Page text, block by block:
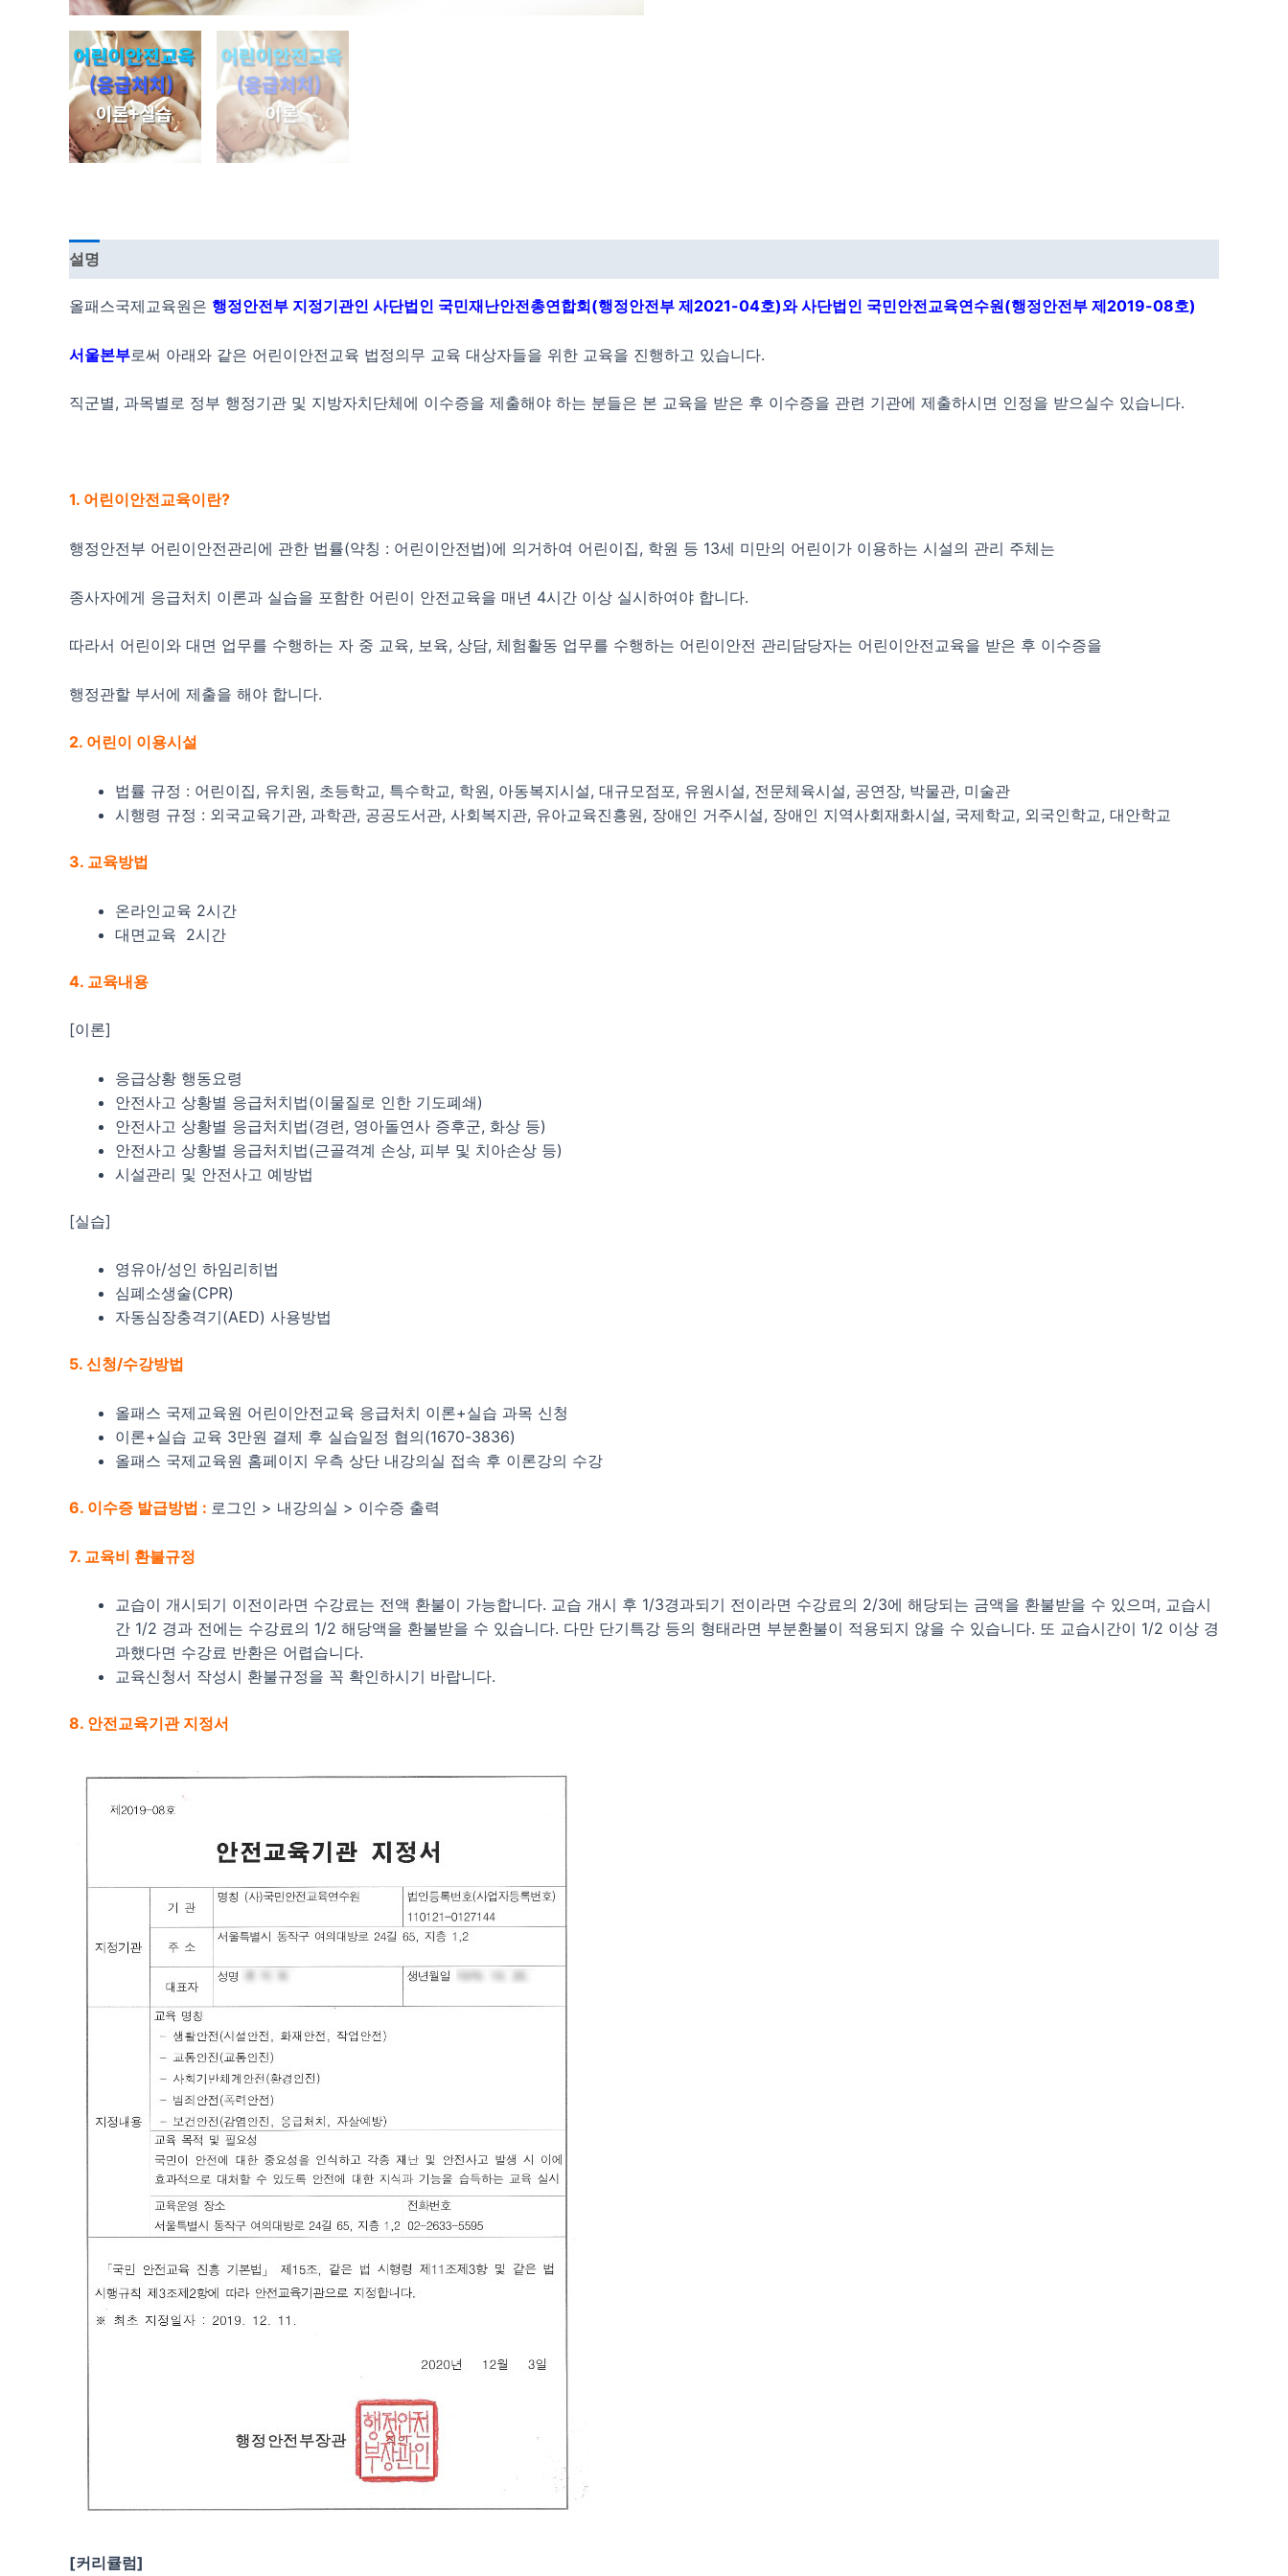
설명
올패스국제교육원은 행정안전부 지정기관인 사단법인 국민재난안전총연합회(행정안전부 제2021-04호)와 사단법인 국민안전교육연수원(행정안전부 제2019-08호)
서울본부로써 아래와 같은 어린이안전교육 법정의무 교육 대상자들을 위한 교육을 진행하고 있습니다.
직군별, 과목별로 정부 행정기관 및 지방자치단체에 이수증을 제출해야 하는 분들은 본 교육을 받은 후 이수증을 관련 기관에 제출하시면 인정을 받으실수 있습니다.
1. 어린이안전교육이란?
행정안전부 어린이안전관리에 관한 법률(약칭 : 어린이안전법)에 의거하여 어린이집, 학원 등 13세 미만의 어린이가 이용하는 시설의 관리 주체는
종사자에게 응급처치 이론과 실습을 포함한 어린이 안전교육을 매년 4시간 이상 실시하여야 합니다.
따라서 어린이와 대면 업무를 수행하는 자 중 교육, 보육, 상담, 체험활동 업무를 수행하는 어린이안전 관리담당자는 어린이안전교육을 받은 후 이수증을
행정관할 부서에 제출을 해야 합니다.
2. 어린이 이용시설
법률 규정 : 어린이집, 유치원, 초등학교, 특수학교, 학원, 아동복지시설, 대규모점포, 유원시설, 전문체육시설, 공연장, 박물관, 미술관
시행령 규정 : 외국교육기관, 과학관, 공공도서관, 사회복지관, 유아교육진흥원, 장애인 거주시설, 장애인 지역사회재화시설, 국제학교, 외국인학교, 대안학교
3. 교육방법
온라인교육 2시간
대면교육 2시간
4. 교육내용
[이론]
응급상황 행동요령
안전사고 상황별 응급처치법(이물질로 인한 기도폐쇄)
안전사고 상황별 응급처치법(경련, 영아돌연사 증후군, 화상 등)
안전사고 상황별 응급처치법(근골격계 손상, 피부 및 치아손상 등)
시설관리 및 안전사고 예방법
[실습]
영유아/성인 하임리히법
심폐소생술(CPR)
자동심장충격기(AED) 사용방법
5. 신청/수강방법
올패스 국제교육원 어린이안전교육 응급처치 이론+실습 과목 신청
이론+실습 교육 3만원 결제 후 실습일정 협의(1670-3836)
올패스 국제교육원 홈페이지 우측 상단 내강의실 접속 후 이론강의 수강
6. 이수증 발급방법 : 로그인 > 내강의실 > 이수증 출력
7. 교육비 환불규정
교습이 개시되기 이전이라면 수강료는 전액 환불이 가능합니다. 교습 개시 후 1/3경과되기 전이라면 수강료의 2/3에 해당되는 금액을 환불받을 수 있으며, 교습시
간 1/2 경과 전에는 수강료의 1/2 해당액을 환불받을 수 있습니다. 다만 단기특강 등의 형태라면 부분환불이 적용되지 않을 수 있습니다. 또 교습시간이 1/2 이상 경
과했다면 수강료 반환은 어렵습니다.
교육신청서 작성시 환불규정을 꼭 확인하시기 바랍니다.
8. 안전교육기관 지정서
[커리큘럼]